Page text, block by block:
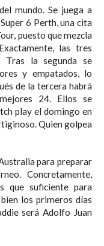
mundo. Se juega a
6 Perth, una cita
puesto que mezcla
las tres
Tras la segunda se
y empatados, lo
de la tercera habrá
24. Ellos se
play el domingo en
Quien golpea
para preparar
Concretamente,
que suficiente para
los primeros días
será Adolfo Juan